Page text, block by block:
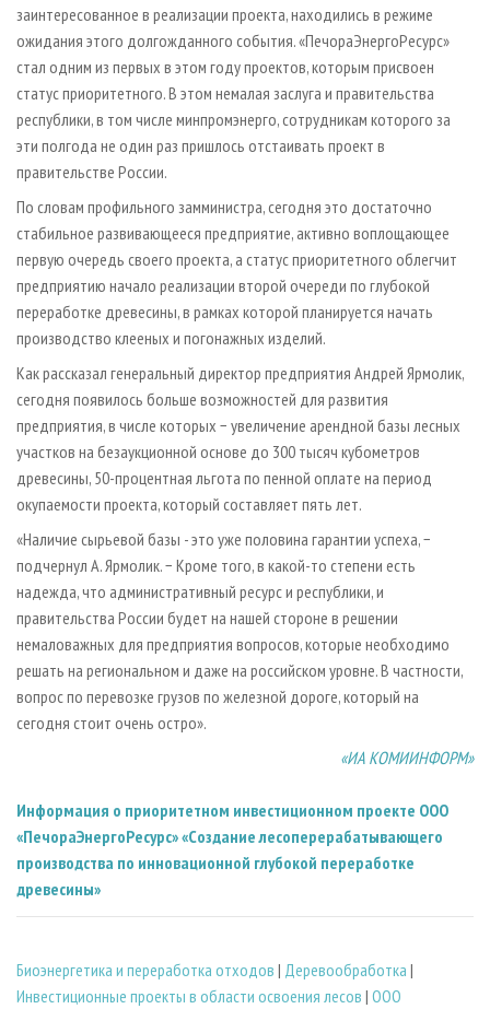
заинтересованное в реализации проекта, находились в режиме
ожидания этого долгожданного события. «ПечораЭнергоРесурс»
стал одним из первых в этом году проектов, которым присвоен
статус приоритетного. В этом немалая заслуга и правительства
республики, в том числе минпромэнерго, сотрудникам которого за
эти полгода не один раз пришлось отстаивать проект в
правительстве России.
По словам профильного замминистра, сегодня это достаточно
стабильное развивающееся предприятие, активно воплощающее
первую очередь своего проекта, а статус приоритетного облегчит
предприятию начало реализации второй очереди по глубокой
переработке древесины, в рамках которой планируется начать
производство клееных и погонажных изделий.
Как рассказал генеральный директор предприятия Андрей Ярмолик,
сегодня появилось больше возможностей для развития
предприятия, в числе которых − увеличение арендной базы лесных
участков на безаукционной основе до 300 тысяч кубометров
древесины, 50-процентная льгота по пенной оплате на период
окупаемости проекта, который составляет пять лет.
«Наличие сырьевой базы - это уже половина гарантии успеха, −
подчернул А. Ярмолик. − Кроме того, в какой-то степени есть
надежда, что административный ресурс и республики, и
правительства России будет на нашей стороне в решении
немаловажных для предприятия вопросов, которые необходимо
решать на региональном и даже на российском уровне. В частности,
вопрос по перевозке грузов по железной дороге, который на
сегодня стоит очень остро».
«ИА КОМИИНФОРМ»
Информация о приоритетном инвестиционном проекте ООО
«ПечораЭнергоРесурс» «Создание лесоперерабатывающего
производства по инновационной глубокой переработке
древесины»
Биoэнергетика и переработка отходов | Деревообработка |
Инвестиционные проекты в области освоения лесов | ООО